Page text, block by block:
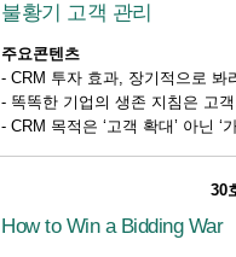
불황기 고객 관리
주요콘텐츠
-CRM 투자 효과, 장기적으로 봐
- 똑똑한 기업의 생존 지침은 고객
-CRM 목적은 ‘고객 확대’ 아닌 ‘
30
How to Win a Bidding War